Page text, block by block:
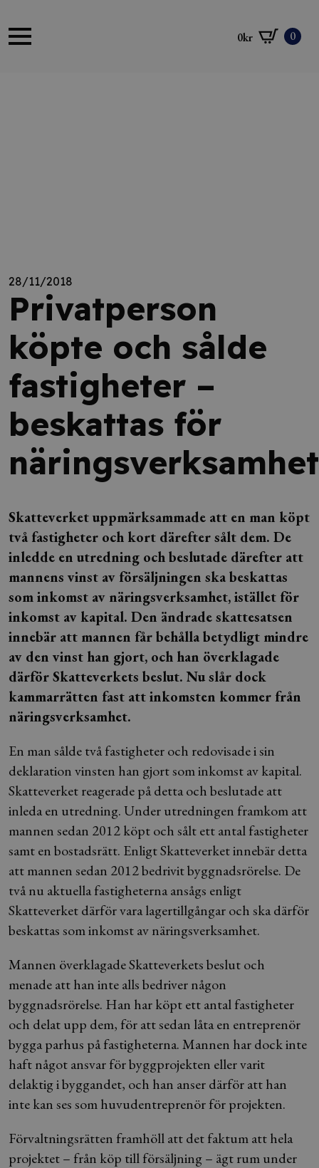
0kr 0
28/11/2018
Privatperson
köpte och sålde
fastigheter –
beskattas för
näringsverksamhet
Skatteverket uppmärksammade att en man köpt
två fastigheter och kort därefter sålt dem. De
inledde en utredning och beslutade därefter att
mannens vinst av försäljningen ska beskattas
som inkomst av näringsverksamhet, istället för
inkomst av kapital. Den ändrade skattesatsen
innebär att mannen får behålla betydligt mindre
av den vinst han gjort, och han överklagade
därför Skatteverkets beslut. Nu slår dock
kammarrätten fast att inkomsten kommer från
näringsverksamhet.
En man sålde två fastigheter och redovisade i sin
deklaration vinsten han gjort som inkomst av kapital.
Skatteverket reagerade på detta och beslutade att
inleda en utredning. Under utredningen framkom att
mannen sedan 2012 köpt och sålt ett antal fastigheter
samt en bostadsrätt. Enligt Skatteverket innebär detta
att mannen sedan 2012 bedrivit byggnadsrörelse. De
två nu aktuella fastigheterna ansågs enligt
Skatteverket därför vara lagertillgångar och ska därför
beskattas som inkomst av näringsverksamhet.
Mannen överklagade Skatteverkets beslut och
menade att han inte alls bedriver någon
byggnadsrörelse. Han har köpt ett antal fastigheter
och delat upp dem, för att sedan låta en entreprenör
bygga parhus på fastigheterna. Mannen har dock inte
haft något ansvar för byggprojekten eller varit
delaktig i byggandet, och han anser därför att han
inte kan ses som huvudentreprenör för projekten.
Förvaltningsrätten framhöll att det faktum att hela
projektet – från köp till försäljning – ägt rum under